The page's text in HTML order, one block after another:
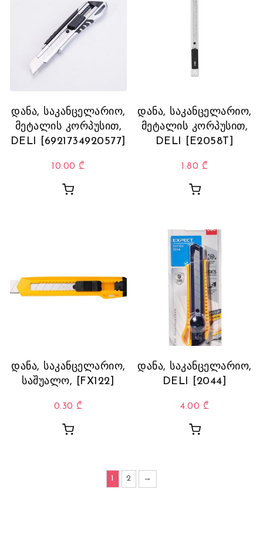
დანა, საკანცელარიო,
მეტალის კორპუსით,
DELI [6921734920577]
10.00 ₾
დანა, საკანცელარიო,
მეტალის კორპუსით,
DELI [E2058T]
1.80 ₾
დანა, საკანცელარიო,
საშუალო, [FX122]
0.30 ₾
დანა, საკანცელარიო,
DELI [2044]
4.00 ₾
1 2 →